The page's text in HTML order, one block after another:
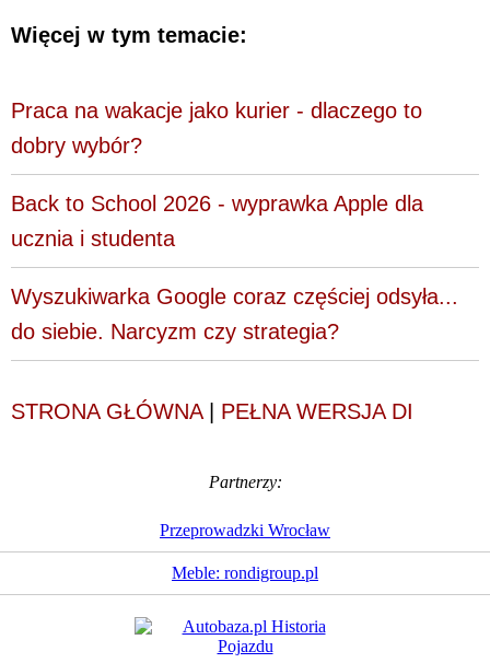
Więcej w tym temacie:
Praca na wakacje jako kurier - dlaczego to
dobry wybór?
Back to School 2026 - wyprawka Apple dla
ucznia i studenta
Wyszukiwarka Google coraz częściej odsyła...
do siebie. Narcyzm czy strategia?
STRONA GŁÓWNA| PEŁNA WERSJA DI
Partnerzy:
Przeprowadzki Wrocław
Meble: rondigroup.pl